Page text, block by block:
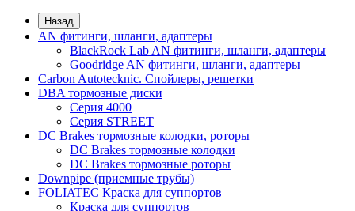
Назад
AN фитинги, шланги, адаптеры
BlackRock Lab AN фитинги, шланги, адаптеры
Goodridge AN фитинги, шланги, адаптеры
Carbon Autotecknic. Спойлеры, решетки
DBA тормозные диски
Серия 4000
Серия STREET
DC Brakes тормозные колодки, роторы
DC Brakes тормозные колодки
DC Brakes тормозные роторы
Downpipe (приемные трубы)
FOLIATEC Краска для суппортов
Краска для суппортов